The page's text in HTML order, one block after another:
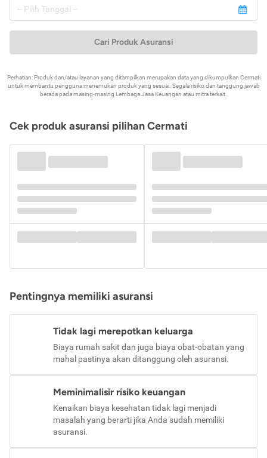
Cari Produk Asuransi
Perhatian: Produk dan/atau layanan yang ditampilkan merupakan data yang dikumpulkan Cermati
untuk membantu pengguna menemukan produk yang sesuai. Segala risiko dan tanggung jawab
berada pada masing-masing Lembaga Jasa Keuangan atau mitra terkait.
Cek produk asuransi pilihan Cermati
Pentingnya memiliki asuransi
Tidak lagi merepotkan keluarga
Biaya rumah sakit dan juga biaya obat-obatan yang
mahal pastinya akan ditanggung oleh asuransi.
Meminimalisir risiko keuangan
Kenaikan biaya kesehatan tidak lagi menjadi
masalah yang berarti jika Anda sudah memiliki
asuransi.